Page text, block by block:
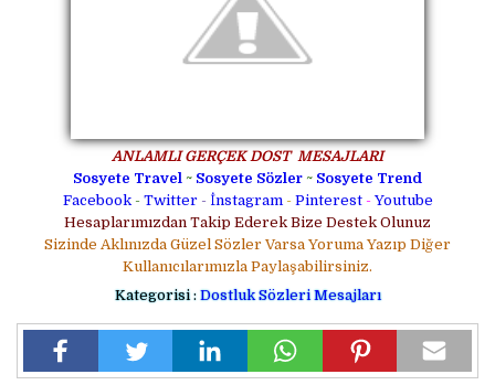
ANLAMLI GERÇEK DOST MESAJLARI
Sosyete Travel ~ Sosyete Sözler ~ Sosyete Trend
Facebook- Twitter - İnstagram- Pinterest- Youtube
Hesaplarımızdan Takip Ederek Bize Destek Olunuz
Sizinde Aklınızda Güzel Sözler Varsa Yoruma Yazıp Diğer
Kullanıcılarımızla Paylaşabilirsiniz.
Kategorisi : Dostluk Sözleri Mesajları